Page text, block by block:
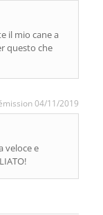
il mio cane a
questo che
04/11/2019
veloce e